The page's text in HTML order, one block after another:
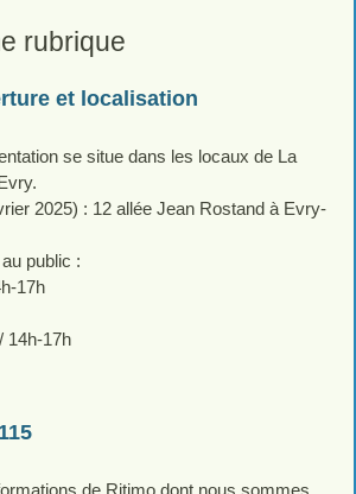
rubrique
et localisation
se situe dans les locaux de La
2025) : 12 allée Jean Rostand à Evry-
public :
17h
14h-17h
de Ritimo dont nous sommes